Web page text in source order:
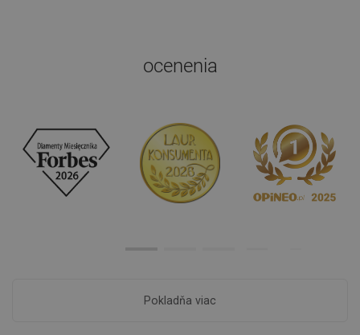
ocenenia
Pokladňa viac